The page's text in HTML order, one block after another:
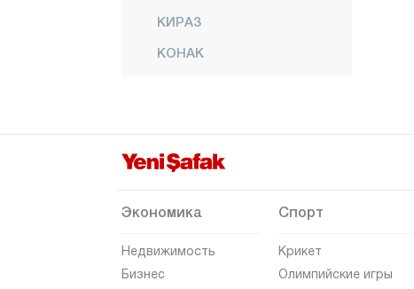
КИРАЗ
КОНАК
ОДЕМИШ
СЕФЕРИХИСАР
ТИРЕ
Экономика
Недвижимость
Бизнес
Спорт
Крикет
Олимпийские игры